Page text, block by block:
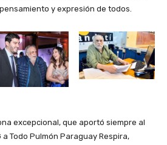
y expresión de todos.
excepcional, que aportó siempre al
a Todo Pulmón Paraguay Respira,